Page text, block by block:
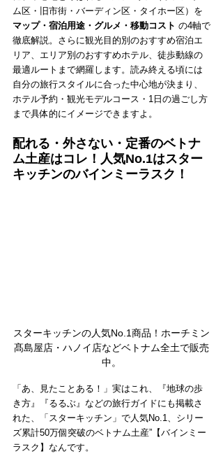
ム区・旧市街・バーディン区・タイホー区）を
マップ・宿泊用途・グルメ・移動コスト の4軸で
徹底解説。さらに観光目的別のおすすめ宿泊エ
リア、エリア別のおすすめホテル、徒歩動線の
最適ルートまで網羅します。読み終える頃には
自分の旅行スタイルに合った中心地が決まり、
ホテル予約・観光モデルコース・1日の過ごし方
まで具体的にイメージできますよ。
配れる・外さない・定番のベトナ
ム土産はコレ！人気No.1はスター
キッチンのバインミーラスク！
スターキッチンの人気No.1商品！ホーチミン
髙島屋店・ハノイ店などベトナム全土で販売
中。
「あ、見たことある！」実はこれ、『地球の歩
き方』『るるぶ』などの旅行ガイドにも掲載さ
れた、「スターキッチン」で人気No.1、シリー
ズ累計50万個突破のベトナム土産”【バインミー
ラスク】なんです。